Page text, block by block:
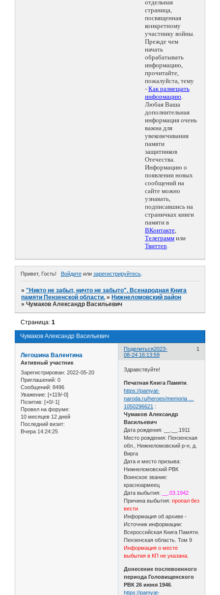
отдельная
страница,
посвященная
конкретному
участнику войны.
Прежде чем
начать
обрабатывать
информацию,
прочитайте,
пожалуйста, тему
- Как размещать
информацию.
Любая Ваша
дополнительная
информация очень
важна для
увековечивания
памяти
защитников
Отечества.
Информацию о
появлении новых
сообщений на
сайте можно
узнавать,
подписавшись на
страничках книги
памяти в
ВКонтакте,
Телеграмм или
Твиттер.
Привет, Гость! Войдитеили зарегистрируйтесь.
»"Никто не забыт, ничто не забыто". Всенародная Книга
памяти Пензенской области. » Нижнеломовский район
»Чумаков Александр Васильевич
Чумаков Александр Васильевич
Страница:1
Поделиться 1
2023-
08-24 16:13:59
Легошина Валентина
Активный участник
Зарегистрирован: 2022-05-20
Приглашений: 0
Сообщений: 8496
Уважение: [+119/-0]
Позитив: [+0/-1]
Провел на форуме:
10 месяцев 12 дней
Последний визит:
Вчера 14:24:25
Здравствуйте!
Печатная Книга Памяти
https://pamyat-
naroda.ru/heroes/memoria …
1050296621 :
Чумаков Александр
Васильевич
Дата рождения: __.__.1911
Место рождения: Пензенская
обл., Нижнеломовский р-н, д.
Вирга
Дата и место призыва:
Нижнеломовский РВК
Воинское звание:
красноармеец
Дата выбытия: __.03.1942
Причина выбытия:пропал без
вести
Информация об архиве -
Источник информации:
Всероссийская Книга Памяти.
Пензенская область. Том 9
Информация о месте
выбытия в КП не указана.
Донесение послевоенного
периода Головищенского
РВК 26 июня 1946
https://pamyat-